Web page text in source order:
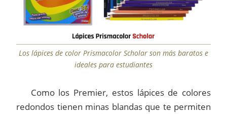
Los lápices de color Prismacolor Scholar son más baratos e
ideales para estudiantes
Como los Premier, estos lápices de colores
redondos tienen minas blandas que te permiten